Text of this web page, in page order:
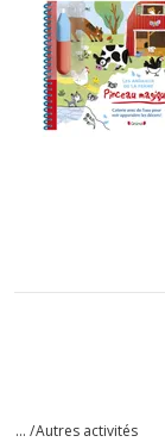
... /Autres activités